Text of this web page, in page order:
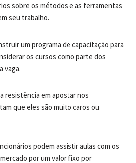
sobre os métodos e as ferramentas
seu trabalho.
um programa de capacitação para
os cursos como parte dos
vaga.
resistência em apostar nos
que eles são muito caros ou
podem assistir aulas com os
por um valor fixo por